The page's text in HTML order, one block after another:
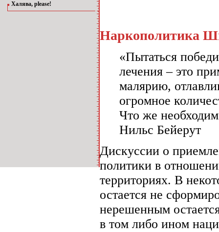
Халява, please!
Наркополитика
«Пытаться
лечения – это
малярию,
огромное
Что же
Нильс Бейерут
Дискуссии о
политики в
территориях. В
остается не
нерешенным
в том либо ином